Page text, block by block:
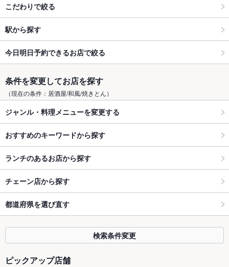
こだわりで絞る
駅から探す
今日明日予約できるお店で絞る
条件を変更してお店を探す
（現在の条件：居酒屋/和風/焼きとん）
ジャンル・料理メニューを変更する
おすすめのキーワードから探す
ランチのあるお店から探す
チェーン店から探す
都道府県を選び直す
検索条件変更
ピックアップ店舗